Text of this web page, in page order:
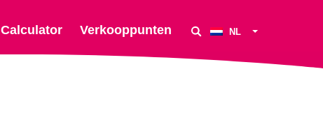
Calculator Verkooppunten NL